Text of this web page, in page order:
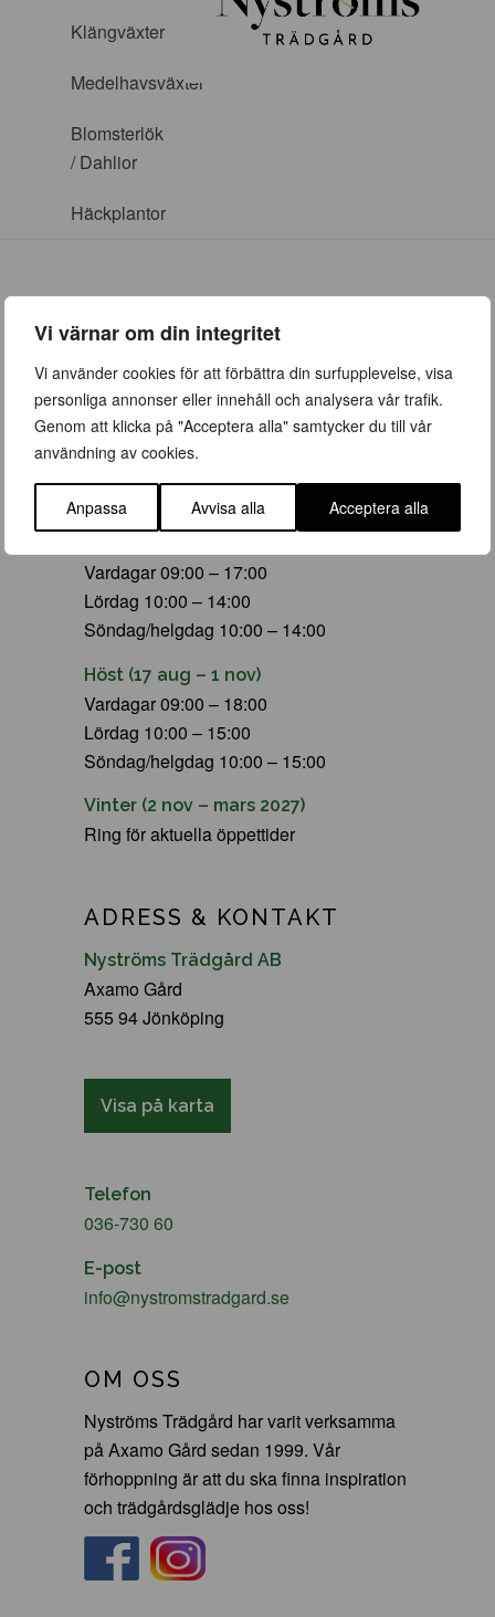
Vi värnar om din integritet
Vi använder cookies för att förbättra din surfupplevelse, visa
personliga annonser eller innehåll och analysera vår trafik.
Genom att klicka på "Acceptera alla" samtycker du till vår
användning av cookies.
Anpassa Avvisa alla Acceptera alla
Klängväxter
Medelhavsväxter
Blomsterlök
/ Dahlior
Häckplantor
ÖPPETTIDER
Vår (23 mars – 28 juni)
Vardagar 09:00 – 19:00
Lördag 10:00 – 16:00
Söndag/helgdag 10:00 – 16:00
Vardagar 09:00 – 17:00
Lördag 10:00 – 14:00
Söndag/helgdag 10:00 – 14:00
Höst (17 aug – 1 nov)
Vardagar 09:00 – 18:00
Lördag 10:00 – 15:00
Söndag/helgdag 10:00 – 15:00
Vinter (2 nov – mars 2027)
Ring för aktuella öppettider
ADRESS & KONTAKT
Nyströms Trädgård AB
Axamo Gård
555 94 Jönköping
Visa på karta
Telefon
036-730 60
E-post
info@nystromstradgard.se
OM OSS
Nyströms Trädgård har varit verksamma
på Axamo Gård sedan 1999. Vår
förhoppning är att du ska finna inspiration
och trädgårdsglädje hos oss!